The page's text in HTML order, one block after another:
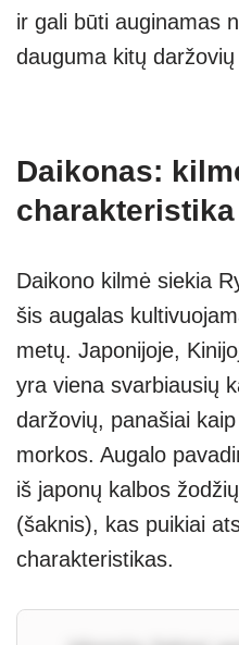
ir gali būti auginamas
dauguma kitų
Daikonas:
charakteristika
Daikono kilmė siekia
šis augalas
metų. Japonijoje,
yra viena svarbiausių
daržovių, panašiai
morkos. Augalo
iš japonų kalbos
(šaknis), kas puikiai
charakteristikas.